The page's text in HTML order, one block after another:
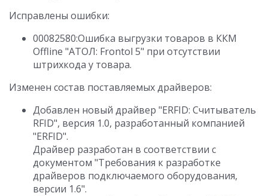
Исправлены ошибки:
00082580:Ошибка выгрузки товаров в ККМ
Offline "АТОЛ: Frontol 5" при отсутствии
штрихкода у товара.
Изменен состав поставляемых драйверов:
Добавлен новый драйвер "ERFID: Считыватель
RFID", версия 1.0, разработанный компанией
"ERFID".
Драйвер разработан в соответствии с
документом "Требования к разработке
драйверов подключаемого оборудования,
версии 1.6".